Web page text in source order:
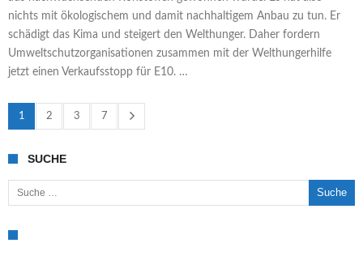
nichts mit ökologischem und damit nachhaltigem Anbau zu tun. Er
schädigt das Kima und steigert den Welthunger. Daher fordern
Umweltschutzorganisationen zusammen mit der Welthungerhilfe
jetzt einen Verkaufsstopp für E10. …
1 2 3 7
SUCHE
Suche nach: